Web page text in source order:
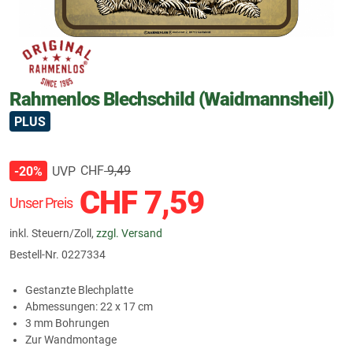
Rahmenlos Blechschild (Waidmannsheil)
PLUS
Unser Preis CHF7,59
inkl. Steuern/Zoll, zzgl. Versand
-20% UVP CHF9,49
Bestell-Nr. 0227334
Gestanzte Blechplatte
Abmessungen: 22 x 17 cm
3 mm Bohrungen
Zur Wandmontage